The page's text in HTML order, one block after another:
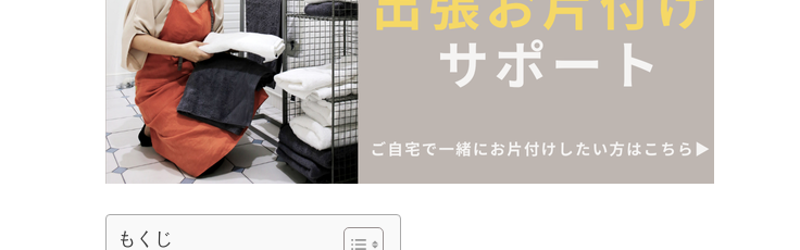
もくじ